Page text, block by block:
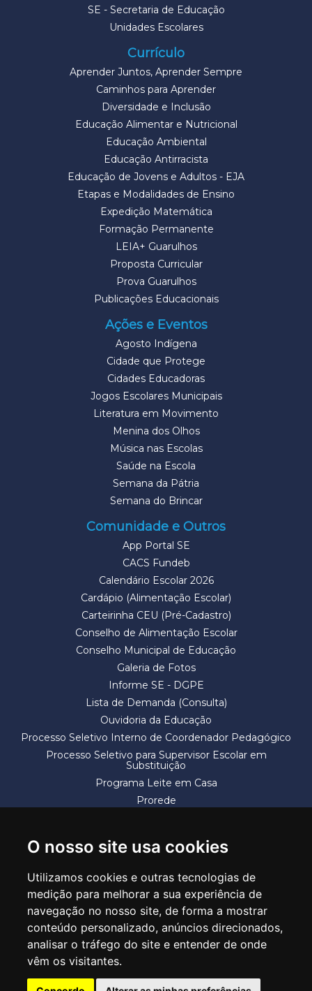
O nosso site usa cookies
Utilizamos cookies e outras tecnologias de
medição para melhorar a sua experiência de
navegação no nosso site, de forma a mostrar
conteúdo personalizado, anúncios direcionados,
analisar o tráfego do site e entender de onde
vêm os visitantes.
SE - Secretaria de Educação
Unidades Escolares
Currículo
Aprender Juntos, Aprender Sempre
Caminhos para Aprender
Diversidade e Inclusão
Educação Alimentar e Nutricional
Educação Ambiental
Educação Antirracista
Educação de Jovens e Adultos - EJA
Etapas e Modalidades de Ensino
Expedição Matemática
Formação Permanente
LEIA+ Guarulhos
Proposta Curricular
Prova Guarulhos
Publicações Educacionais
Ações e Eventos
Agosto Indígena
Cidade que Protege
Cidades Educadoras
Jogos Escolares Municipais
Literatura em Movimento
Menina dos Olhos
Música nas Escolas
Saúde na Escola
Semana da Pátria
Semana do Brincar
Comunidade e Outros
App Portal SE
CACS Fundeb
Calendário Escolar 2026
Cardápio (Alimentação Escolar)
Carteirinha CEU (Pré-Cadastro)
Conselho de Alimentação Escolar
Conselho Municipal de Educação
Galeria de Fotos
Informe SE - DGPE
Lista de Demanda (Consulta)
Ouvidoria da Educação
Processo Seletivo Interno de Coordenador Pedagógico
Processo Seletivo para Supervisor Escolar em
Substituição
Programa Leite em Casa
Prorede
SECRETARIA DE EDUCAÇÃO
Rua Claudino Barbosa, 313 - Macedo - Guarulhos/SP CEP 07113-040
Central de Atendimento: *55 11 2475-7300